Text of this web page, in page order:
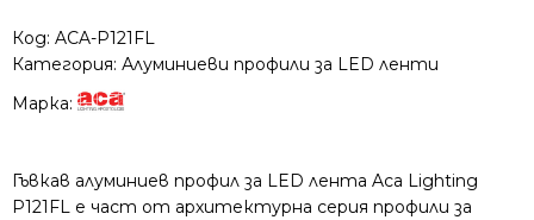
Код: ACA-P121FL
Категория: Алуминиеви профили за LED ленти
Марка:
Гъвкав алуминиев профил за LED лента Aca Lighting
P121FL е част от архитектурна серия профили за